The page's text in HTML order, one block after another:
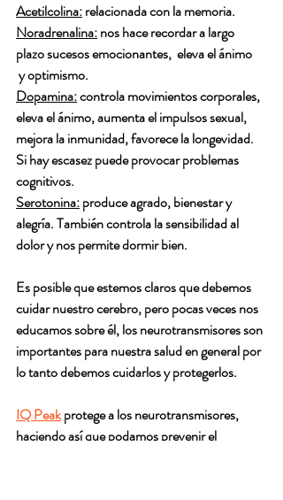
Acetilcolina: relacionada con la memoria.
Noradrenalina: nos hace recordar a largo
plazo sucesos emocionantes,  eleva el ánimo
y optimismo.
Dopamina: controla movimientos corporales,
eleva el ánimo, aumenta el impulsos sexual,
mejora la inmunidad, favorece la longevidad.
Si hay escasez puede provocar problemas
cognitivos.
Serotonina: produce agrado, bienestar y
alegría. También controla la sensibilidad al
dolor y nos permite dormir bien.
Es posible que estemos claros que debemos
cuidar nuestro cerebro, pero pocas veces nos
educamos sobre él, los neurotransmisores son
importantes para nuestra salud en general por
lo tanto debemos cuidarlos y protegerlos.
IQ Peak protege a los neurotransmisores,
haciendo así que podamos prevenir el